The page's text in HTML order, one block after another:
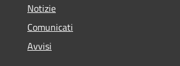
Notizie
Comunicati
Avvisi